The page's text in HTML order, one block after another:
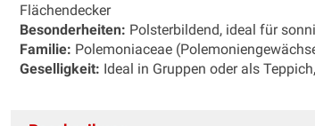
Flächendecker
Besonderheiten: Polsterbildend, ideal für
Familie: Polemoniaceae
Geselligkeit: Ideal in Gruppen oder als